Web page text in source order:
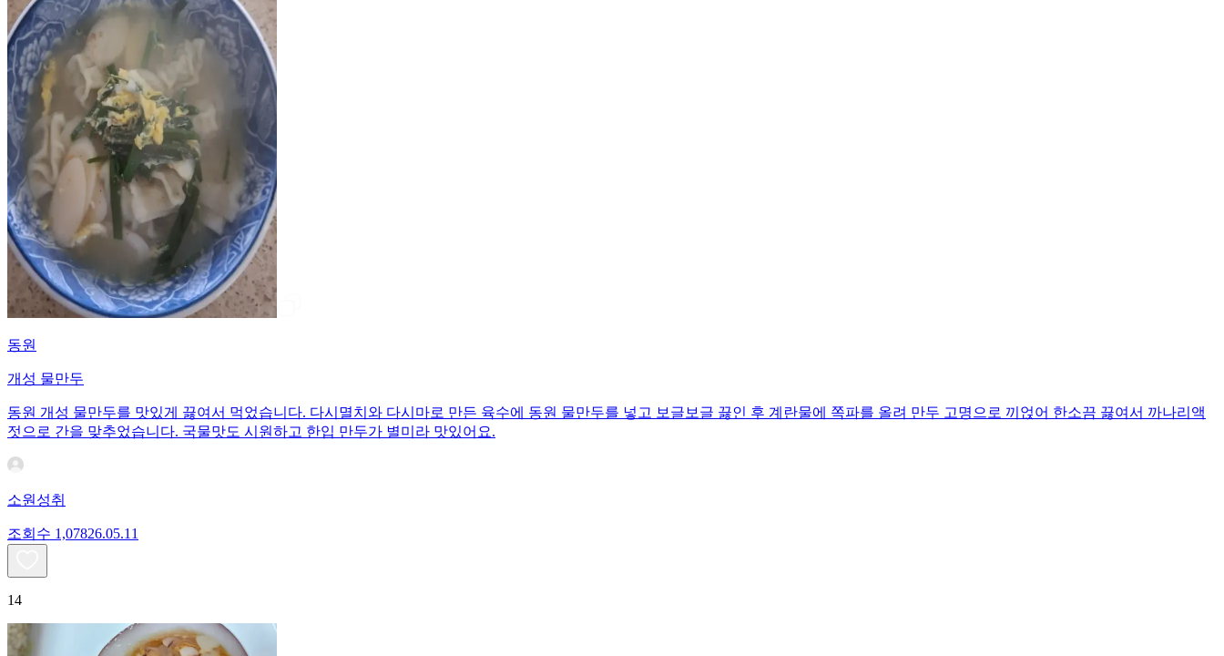
동원
개성 물만두
동원 개성 물만두를 맛있게 끓여서 먹었습니다. 다시멸치와 다시마로 만든 육수에 동원 물만두를 넣고 보글보글 끓인 후 계란물에 쪽파를 올려 만두 고명으로 끼얹어 한소끔 끓여서 까나리액
젓으로 간을 맞추었습니다. 국물맛도 시원하고 한입 만두가 별미라 맛있어요.
소원성취
조회수 1,07826.05.11
14